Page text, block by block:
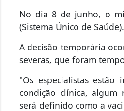
No dia 8 de junho, o
(Sistema Único de Saúde).
A decisão temporária
severas, que foram
"Os especialistas estão
condição clínica, algum
será definido como a